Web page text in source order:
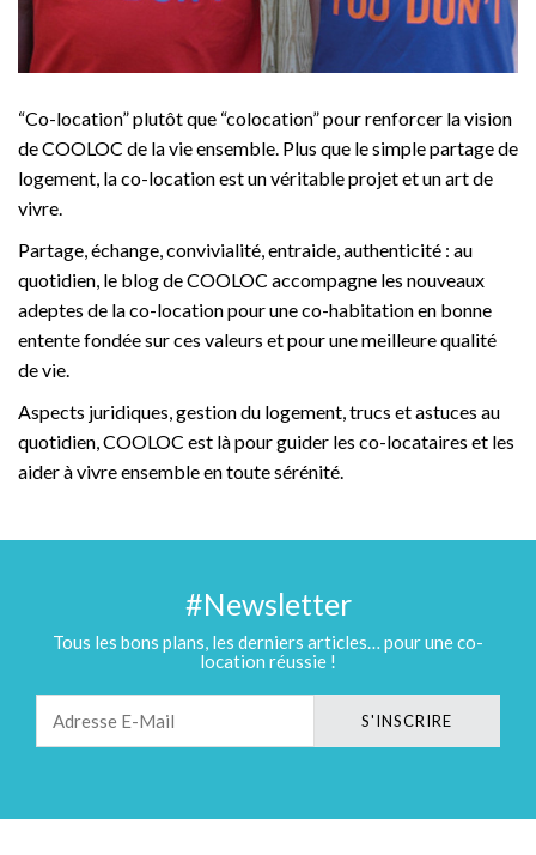
“Co-location” plutôt que “colocation” pour renforcer la vision
de COOLOC de la vie ensemble. Plus que le simple partage de
logement, la co-location est un véritable projet et un art de
vivre.
Partage, échange, convivialité, entraide, authenticité : au
quotidien, le blog de COOLOC accompagne les nouveaux
adeptes de la co-location pour une co-habitation en bonne
entente fondée sur ces valeurs et pour une meilleure qualité
de vie.
Aspects juridiques, gestion du logement, trucs et astuces au
quotidien, COOLOC est là pour guider les co-locataires et les
aider à vivre ensemble en toute sérénité.
#Newsletter
Tous les bons plans, les derniers articles… pour une co-
location réussie !